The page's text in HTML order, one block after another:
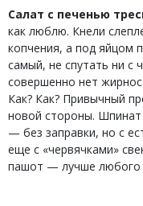
Салат с печенью
как люблю. Кнели
копчения, а под яйцом
самый, не спутать ни с
совершенно нет
Как? Как? Привычный
новой стороны.
— без заправки, но с
еще с «червячками»
пашот — лучше любого